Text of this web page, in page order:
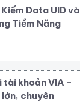
Data UID và
Tiềm Năng
tài khoản VIA -
lớn, chuyên